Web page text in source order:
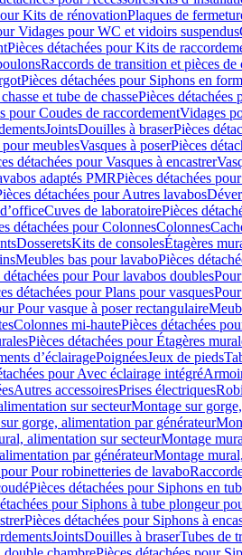
Kits de rénovationPlaques de
Vidages pour WC et vidoirs suspendus
Pièces détachées pour Kits de
Raccords de transition et pièces de
Pièces détachées pour Siphons en
et tube de chassePièces détachées
pour Coudes de raccordementVidages
JointsDouilles à braserPièces
meublesVasques à poserPièces
détachées pour Vasques à encastrer
adaptés PMRPièces détachées
détachées pour Autres lavabos
Cuves de laboratoirePièces
détachées pour ColonnesColonnes
DosseretsKits de consolesÉtagères
Meubles bas pour lavaboPièces
détachées pour Pour lavabos doubles
détachées pour Plans pour vasques
Pour vasque à poser rectangulaire
Colonnes mi-hautePièces détachées
Pièces détachées pour Étagères
d’éclairagePoignéesJeux de pieds
pour Avec éclairage intégré
Autres accessoiresPrises électriques
sur secteurMontage sur
gorge, alimentation par générateur
alimentation sur secteurMontage
par générateurMontage
Pour robinetteries de lavabo
Pièces détachées pour Siphons en
pour Siphons à tube plongeur
Pièces détachées pour Siphons à
JointsDouilles à braserTubes de